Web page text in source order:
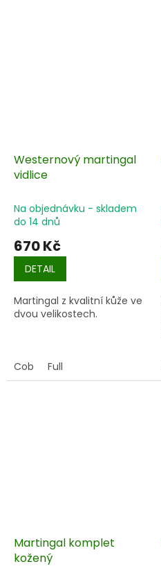
Westernový martingal
vidlice
Na objednávku - skladem
do 14 dnů
670 Kč
DETAIL
Martingal z kvalitní kůže ve
dvou velikostech.
Cob Full
Martingal komplet
kožený